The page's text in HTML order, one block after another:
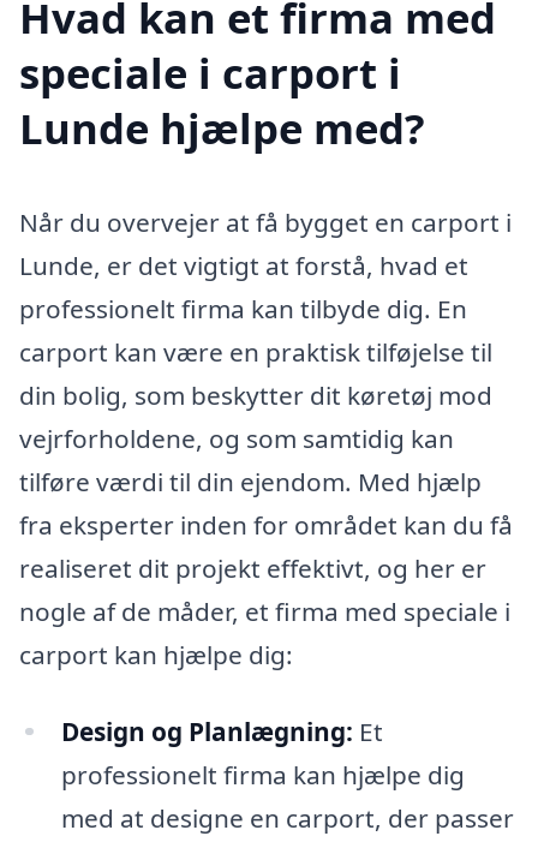
Hvad kan et firma med
speciale i carport i
Lunde hjælpe med?
Når du overvejer at få bygget en carport i
Lunde, er det vigtigt at forstå, hvad et
professionelt firma kan tilbyde dig. En
carport kan være en praktisk tilføjelse til
din bolig, som beskytter dit køretøj mod
vejrforholdene, og som samtidig kan
tilføre værdi til din ejendom. Med hjælp
fra eksperter inden for området kan du få
realiseret dit projekt effektivt, og her er
nogle af de måder, et firma med speciale i
carport kan hjælpe dig:
Design og Planlægning: Et
professionelt firma kan hjælpe dig
med at designe en carport, der passer